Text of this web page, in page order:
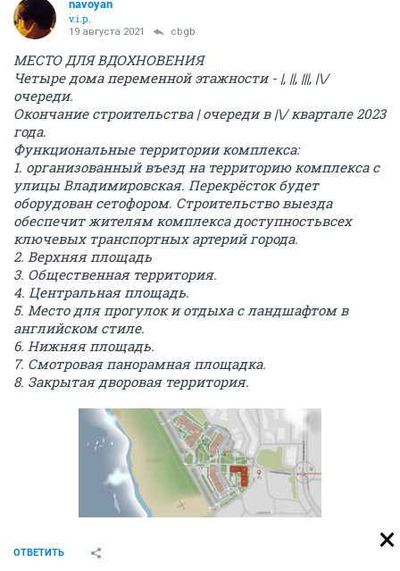
navoyan
v.i.p.
19 августа 2021 cbgb
МЕСТО ДЛЯ ВДОХНОВЕНИЯ
Четыре дома переменной этажности - |, ||, |||, |\/
очереди.
Окончание строительства | очереди в |\/ квартале 2023
года.
Функциональные территории комплекса:
1. организованный въезд на территорию комплекса с
улицы Владимировская. Перекрёсток будет
оборудован сетофором. Строительство выезда
обеспечит жителям комплекса доступностьвсех
ключевых транспортных артерий города.
2. Верхняя площадь
3. Общественная территория.
4. Центральная площадь.
5. Место для прогулок и отдыха с ландшафтом в
английском стиле.
6. Нижняя площадь.
7. Смотровая панорамная площадка.
8. Закрытая дворовая территория.
ОТВЕТИТЬ